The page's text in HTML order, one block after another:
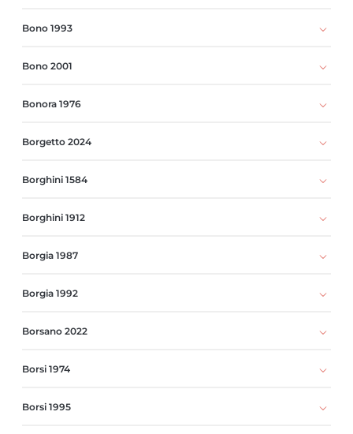
Bono 1993
Bono 2001
Bonora 1976
Borgetto 2024
Borghini 1584
Borghini 1912
Borgia 1987
Borgia 1992
Borsano 2022
Borsi 1974
Borsi 1995